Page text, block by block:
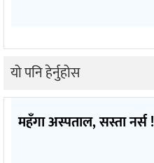
यो पनि हेर्नुहोस
महँगा अस्पताल, सस्ता नर्स !